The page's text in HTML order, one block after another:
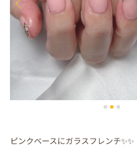
ピンクベースにガラスフレンチ✨️✨️